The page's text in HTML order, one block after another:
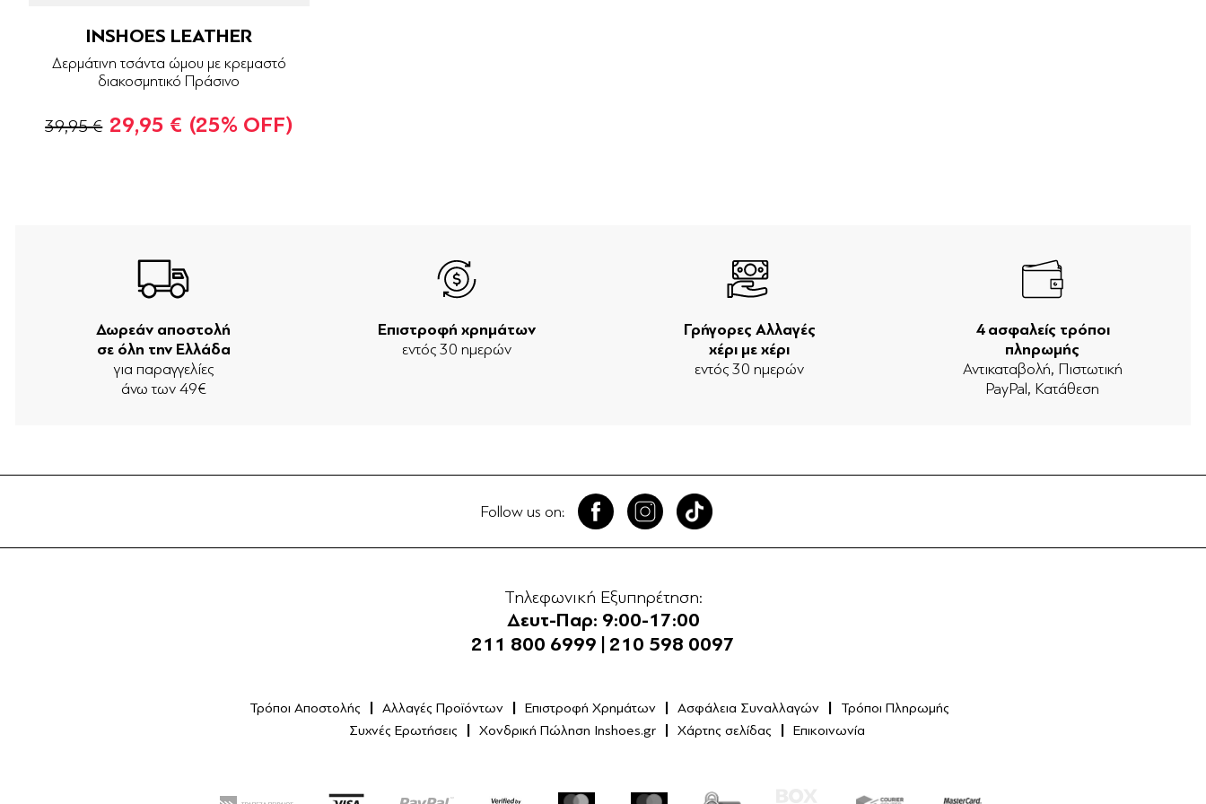
INSHOES LEATHER
Δερμάτινη τσάντα ώμου με κρεμαστό
διακοσμητικό Πράσινο
39,95 € 29,95 € (25% OFF)
Δωρεάν αποστολή
σε όλη την Ελλάδα
για παραγγελίες
άνω των 49€
Επιστροφή χρημάτων
εντός 30 ημερών
Γρήγορες Αλλαγές
χέρι με χέρι
εντός 30 ημερών
4 ασφαλείς τρόποι
πληρωμής
Αντικαταβολή, Πιστωτική
PayPal, Κατάθεση
Follow us on:
Τηλεφωνική Εξυπηρέτηση:
Δευτ-Παρ: 9:00-17:00
211 800 6999 | 210 598 0097
Τρόποι Αποστολής Αλλαγές Προϊόντων Επιστροφή Χρημάτων Ασφάλεια Συναλλαγών
Τρόποι Πληρωμής
Συχνές Ερωτήσεις
Χονδρική Πώληση Inshoes.gr Χάρτης σελίδας Επικοινωνία